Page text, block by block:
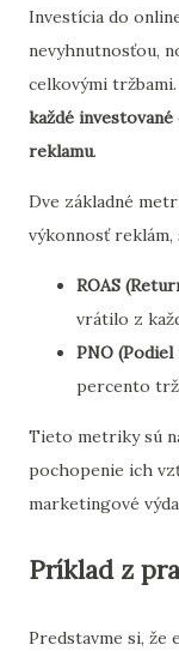
Investícia do
nevyhnutnosťou,
celkovými
každé
reklamu.
Dve základné
výkonnosť reklám,
ROAS
vrátilo z
PNO
percento
Tieto metriky sú
pochopenie ich
marketingové
Príklad z
Predstavme si, že